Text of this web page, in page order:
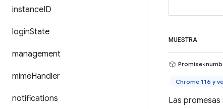
instanceID
loginState
management
mimeHandler
notifications
MUESTRA
Chrome 116 y
Las